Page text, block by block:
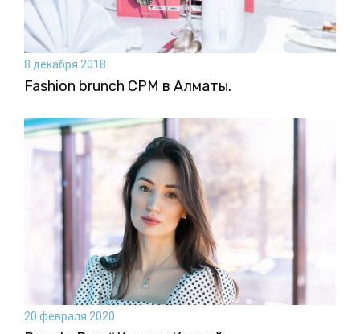
8 декабря 2018
Fashion brunch CPM в Алматы.
20 февраля 2020